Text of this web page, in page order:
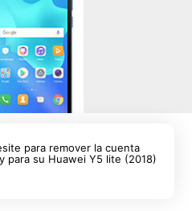
para remover la cuenta
para su Huawei Y5 lite (2018)